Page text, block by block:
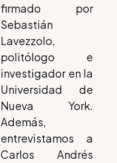
firmado por
Sebastián
Lavezzolo,
politólogo e
investigador en la
Universidad de
Nueva York.
Además,
entrevistamos a
Carlos Andrés